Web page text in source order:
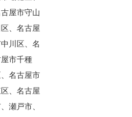
屋市守山
、名古屋
川区、名
市千種
名古屋市
、名古屋
瀬戸市、